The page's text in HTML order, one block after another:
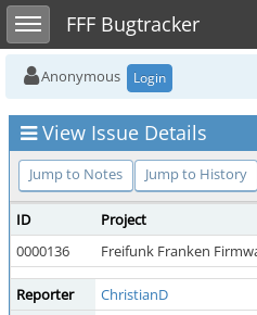
Toggle sidebarFFF Bugtracker
Anonymous Login
View Issue Details
Jump to Notes Jump to History
ID Project
0000136
Freifunk Franken
Reporter ChristianD